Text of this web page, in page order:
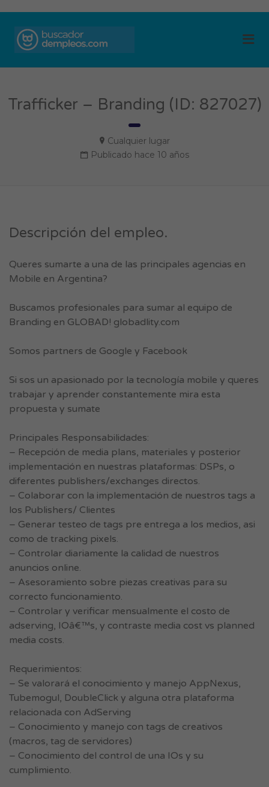
Trafficker – Branding (ID: 827027)
Cualquier lugar
Publicado hace 10 años
Descripción del empleo.
Queres sumarte a una de las principales agencias en
Mobile en Argentina?
Buscamos profesionales para sumar al equipo de
Branding en GLOBAD! globadlity.com
Somos partners de Google y Facebook
Si sos un apasionado por la tecnología mobile y queres
trabajar y aprender constantemente mira esta
propuesta y sumate
Principales Responsabilidades:
– Recepción de media plans, materiales y posterior
implementación en nuestras plataformas: DSPs, o
diferentes publishers/exchanges directos.
– Colaborar con la implementación de nuestros tags a
los Publishers/ Clientes
– Generar testeo de tags pre entrega a los medios, asi
como de tracking pixels.
– Controlar diariamente la calidad de nuestros
anuncios online.
– Asesoramiento sobre piezas creativas para su
correcto funcionamiento.
– Controlar y verificar mensualmente el costo de
adserving, IOâ€™s, y contraste media cost vs planned
media costs.
Requerimientos:
– Se valorará el conocimiento y manejo AppNexus,
Tubemogul, DoubleClick y alguna otra plataforma
relacionada con AdServing
– Conocimiento y manejo con tags de creativos
(macros, tag de servidores)
– Conocimiento del control de una IOs y su
cumplimiento.